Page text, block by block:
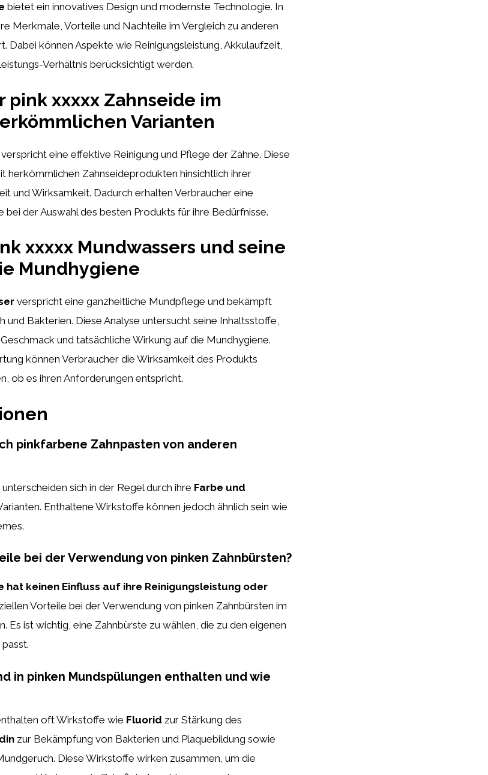
bietet ein innovatives Design und modernste Technologie. In
Merkmale, Vorteile und Nachteile im Vergleich zu anderen
Dabei können Aspekte wie Reinigungsleistung, Akkulaufzeit,
Verhältnis berücksichtigt werden.
pink xxxxx Zahnseide im
Varianten
verspricht eine effektive Reinigung und Pflege der Zähne. Diese
herkömmlichen Zahnseideprodukten hinsichtlich ihrer
und Wirksamkeit. Dadurch erhalten Verbraucher eine
bei der Auswahl des besten Produkts für ihre Bedürfnisse.
xxxxx Mundwassers und seine
Mundhygiene
verspricht eine ganzheitliche Mundpflege und bekämpft
und Bakterien. Diese Analyse untersucht seine Inhaltsstoffe,
und tatsächliche Wirkung auf die Mundhygiene.
können Verbraucher die Wirksamkeit des Produkts
ob es ihren Anforderungen entspricht.
pinkfarbene Zahnpasten von anderen
unterscheiden sich in der Regel durch ihre Farbe und
Enthaltene Wirkstoffe können jedoch ähnlich sein wie
bei der Verwendung von pinken Zahnbürsten?
hat keinen Einfluss auf ihre Reinigungsleistung oder
Vorteile bei der Verwendung von pinken Zahnbürsten im
Es ist wichtig, eine Zahnbürste zu wählen, die zu den eigenen
in pinken Mundspülungen enthalten und wie
oft Wirkstoffe wie Fluorid zur Stärkung des
zur Bekämpfung von Bakterien und Plaquebildung sowie
Diese Wirkstoffe wirken zusammen, um die